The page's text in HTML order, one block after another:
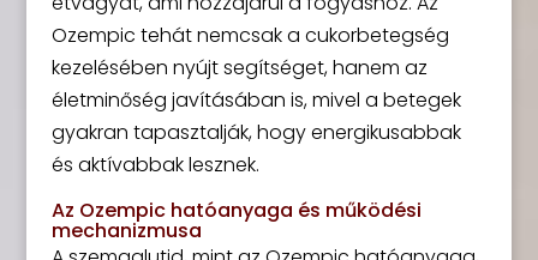
Ozempic tehát nemcsak a cukorbetegség
kezelésében nyújt segítséget, hanem az
életminőség javításában is, mivel a betegek
gyakran tapasztalják, hogy energikusabbak
és aktívabbak lesznek.
Az Ozempic hatóanyaga és működési
mechanizmusa